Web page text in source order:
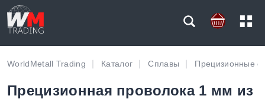
WorldMetall Trading Каталог Сплавы Прецизионные
Прецизионная проволока 1 мм из